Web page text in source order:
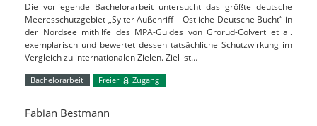
Die vorliegende Bachelorarbeit untersucht das größte deutsche
Meeresschutzgebiet „Sylter Außenriff – Östliche Deutsche Bucht“ in
der Nordsee mithilfe des MPA-Guides von Grorud-Colvert et al.
exemplarisch und bewertet dessen tatsächliche Schutzwirkung im
Vergleich zu internationalen Zielen. Ziel ist…
Bachelorarbeit Freier Zugang
Fabian Bestmann